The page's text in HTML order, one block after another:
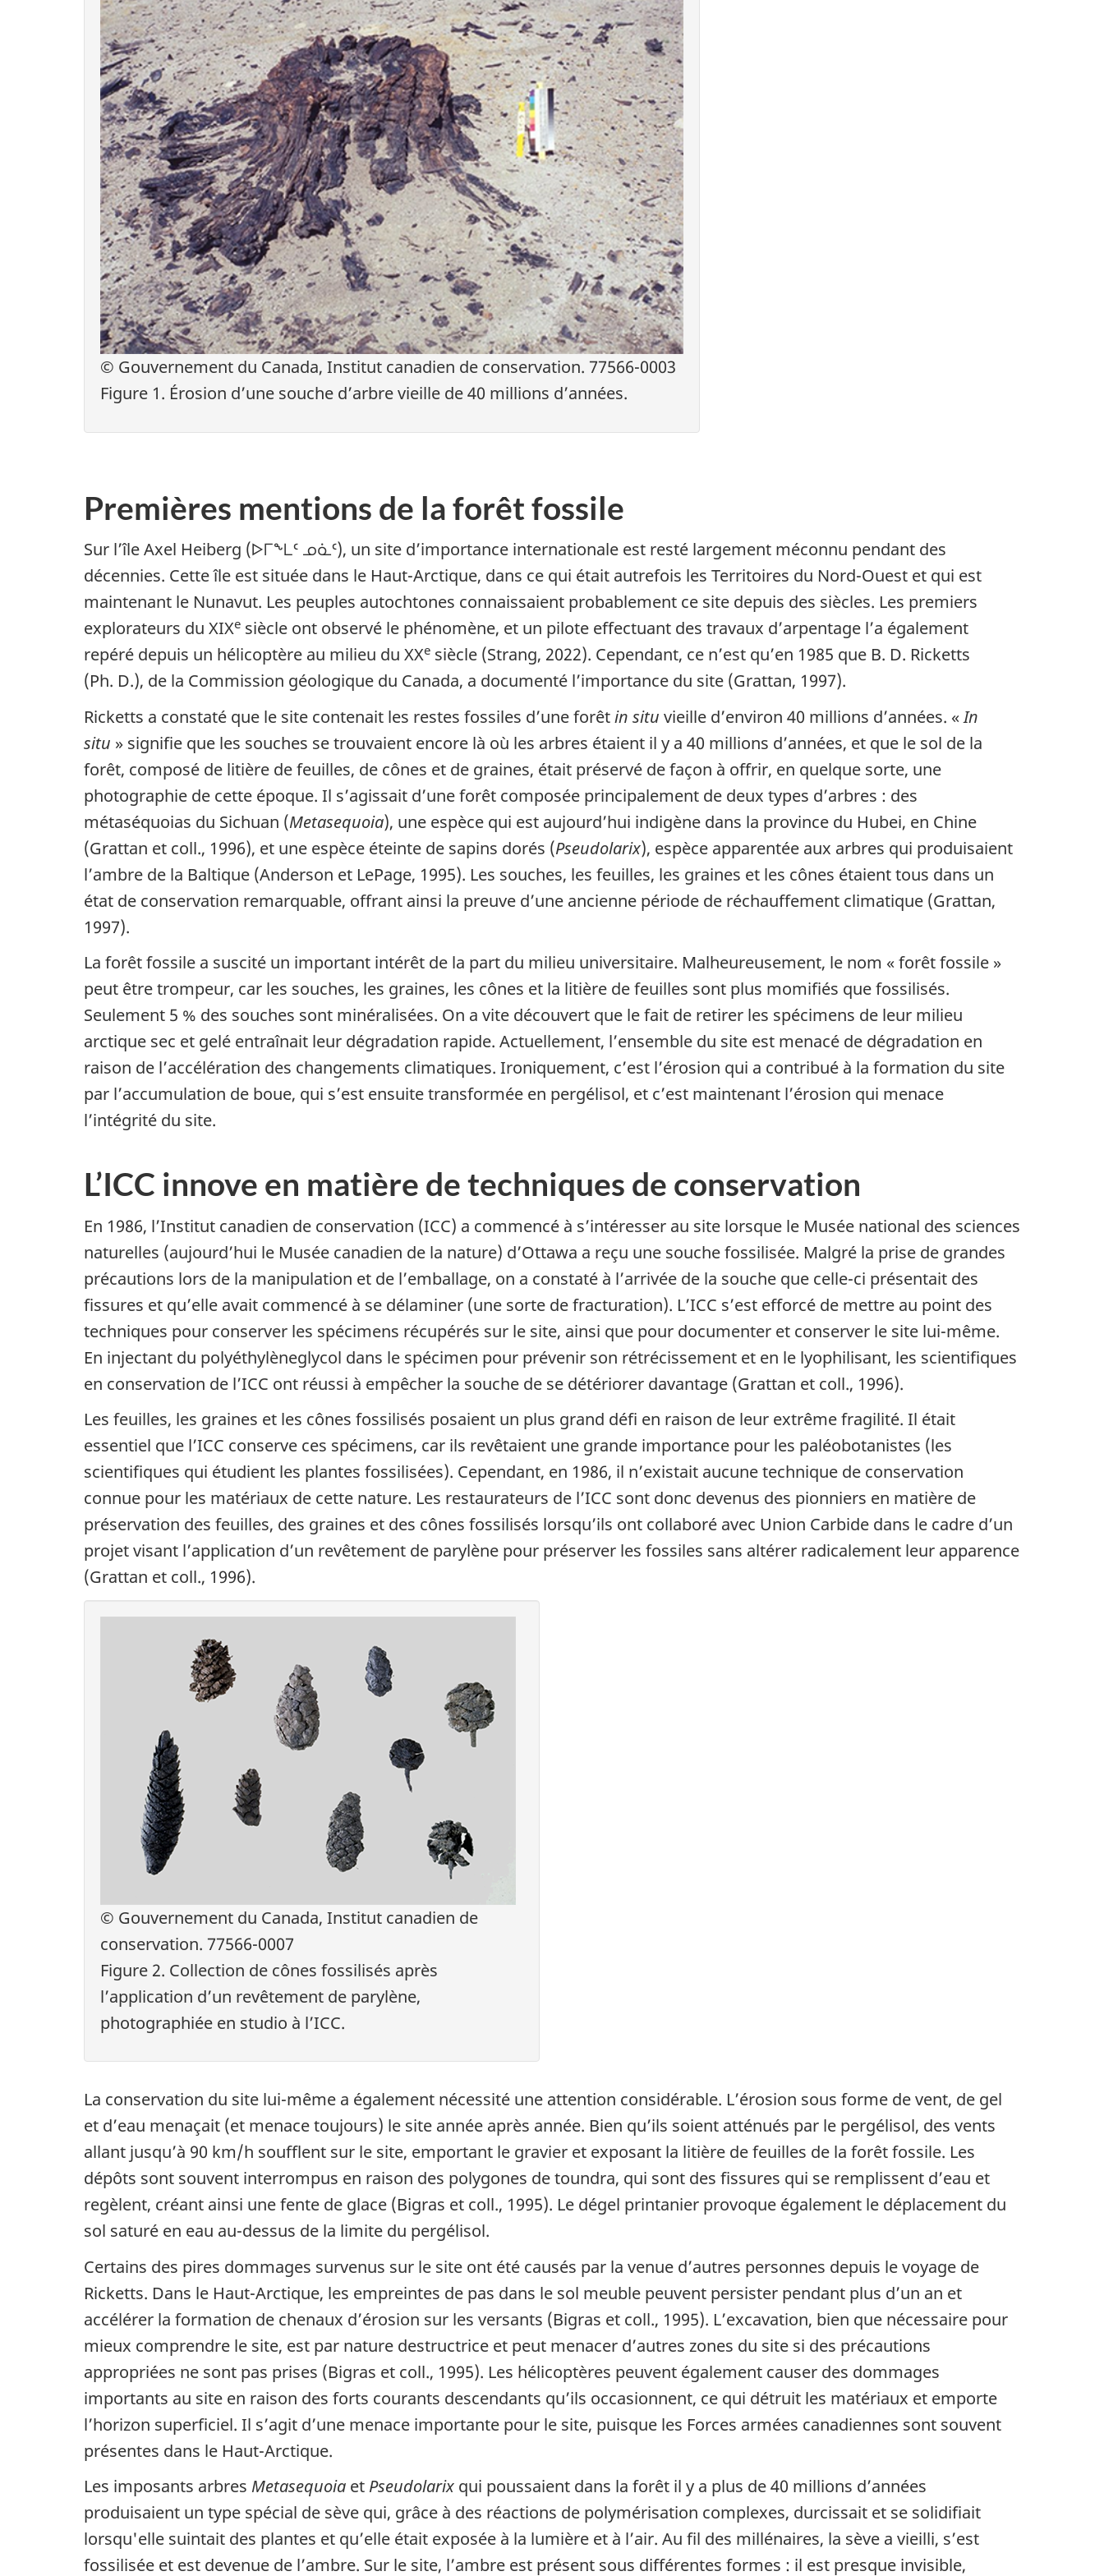
© Gouvernement du Canada, Institut canadien de conservation. 77566-0003
Figure 1. Érosion d’une souche d’arbre vieille de 40 millions d’années.
Premières mentions de la forêt fossile
Sur l’île Axel Heiberg (ᐅᒥᖕᒪᑦ ᓄᓈᑦ), un site d’importance internationale est resté largement méconnu pendant des
décennies. Cette île est située dans le Haut-Arctique, dans ce qui était autrefois les Territoires du Nord-Ouest et qui est
maintenant le Nunavut. Les peuples autochtones connaissaient probablement ce site depuis des siècles. Les premiers
explorateurs du XIXe siècle ont observé le phénomène, et un pilote effectuant des travaux d’arpentage l’a également
repéré depuis un hélicoptère au milieu du XXe siècle (Strang, 2022). Cependant, ce n’est qu’en 1985 que B. D. Ricketts
(Ph. D.), de la Commission géologique du Canada, a documenté l’importance du site (Grattan, 1997).
Ricketts a constaté que le site contenait les restes fossiles d’une forêtin situ vieille d’environ 40 millions d’années. «In
situ » signifie que les souches se trouvaient encore là où les arbres étaient il y a 40 millions d’années, et que le sol de la
forêt, composé de litière de feuilles, de cônes et de graines, était préservé de façon à offrir, en quelque sorte, une
photographie de cette époque. Il s’agissait d’une forêt composée principalement de deux types d’arbres : des
métaséquoias du Sichuan (Metasequoia), une espèce qui est aujourd’hui indigène dans la province du Hubei, en Chine
(Grattan et coll., 1996), et une espèce éteinte de sapins dorés (Pseudolarix), espèce apparentée aux arbres qui produisaient
l’ambre de la Baltique (Anderson et LePage, 1995). Les souches, les feuilles, les graines et les cônes étaient tous dans un
état de conservation remarquable, offrant ainsi la preuve d’une ancienne période de réchauffement climatique (Grattan,
1997).
La forêt fossile a suscité un important intérêt de la part du milieu universitaire. Malheureusement, le nom « forêt fossile »
peut être trompeur, car les souches, les graines, les cônes et la litière de feuilles sont plus momifiés que fossilisés.
Seulement 5 % des souches sont minéralisées. On a vite découvert que le fait de retirer les spécimens de leur milieu
arctique sec et gelé entraînait leur dégradation rapide. Actuellement, l’ensemble du site est menacé de dégradation en
raison de l’accélération des changements climatiques. Ironiquement, c’est l’érosion qui a contribué à la formation du site
par l’accumulation de boue, qui s’est ensuite transformée en pergélisol, et c’est maintenant l’érosion qui menace
l’intégrité du site.
L’ICC innove en matière de techniques de conservation
En 1986, l’Institut canadien de conservation (ICC) a commencé à s’intéresser au site lorsque le Musée national des sciences
naturelles (aujourd’hui le Musée canadien de la nature) d’Ottawa a reçu une souche fossilisée. Malgré la prise de grandes
précautions lors de la manipulation et de l’emballage, on a constaté à l’arrivée de la souche que celle-ci présentait des
fissures et qu’elle avait commencé à se délaminer (une sorte de fracturation). L’ICC s’est efforcé de mettre au point des
techniques pour conserver les spécimens récupérés sur le site, ainsi que pour documenter et conserver le site lui-même.
En injectant du polyéthylèneglycol dans le spécimen pour prévenir son rétrécissement et en le lyophilisant, les scientifiques
en conservation de l’ICC ont réussi à empêcher la souche de se détériorer davantage (Grattan et coll., 1996).
Les feuilles, les graines et les cônes fossilisés posaient un plus grand défi en raison de leur extrême fragilité. Il était
essentiel que l’ICC conserve ces spécimens, car ils revêtaient une grande importance pour les paléobotanistes (les
scientifiques qui étudient les plantes fossilisées). Cependant, en 1986, il n’existait aucune technique de conservation
connue pour les matériaux de cette nature. Les restaurateurs de l’ICC sont donc devenus des pionniers en matière de
préservation des feuilles, des graines et des cônes fossilisés lorsqu’ils ont collaboré avec Union Carbide dans le cadre d’un
projet visant l’application d’un revêtement de parylène pour préserver les fossiles sans altérer radicalement leur apparence
(Grattan et coll., 1996).
© Gouvernement du Canada, Institut canadien de
conservation. 77566-0007
Figure 2. Collection de cônes fossilisés après
l’application d’un revêtement de parylène,
photographiée en studio à l’ICC.
La conservation du site lui-même a également nécessité une attention considérable. L’érosion sous forme de vent, de gel
et d’eau menaçait (et menace toujours) le site année après année. Bien qu’ils soient atténués par le pergélisol, des vents
allant jusqu’à 90 km/h soufflent sur le site, emportant le gravier et exposant la litière de feuilles de la forêt fossile. Les
dépôts sont souvent interrompus en raison des polygones de toundra, qui sont des fissures qui se remplissent d’eau et
regèlent, créant ainsi une fente de glace (Bigras et coll., 1995). Le dégel printanier provoque également le déplacement du
sol saturé en eau au-dessus de la limite du pergélisol.
Certains des pires dommages survenus sur le site ont été causés par la venue d’autres personnes depuis le voyage de
Ricketts. Dans le Haut-Arctique, les empreintes de pas dans le sol meuble peuvent persister pendant plus d’un an et
accélérer la formation de chenaux d’érosion sur les versants (Bigras et coll., 1995). L’excavation, bien que nécessaire pour
mieux comprendre le site, est par nature destructrice et peut menacer d’autres zones du site si des précautions
appropriées ne sont pas prises (Bigras et coll., 1995). Les hélicoptères peuvent également causer des dommages
importants au site en raison des forts courants descendants qu’ils occasionnent, ce qui détruit les matériaux et emporte
l’horizon superficiel. Il s’agit d’une menace importante pour le site, puisque les Forces armées canadiennes sont souvent
présentes dans le Haut-Arctique.
Les imposants arbres Metasequoia et Pseudolarix qui poussaient dans la forêt il y a plus de 40 millions d’années
produisaient un type spécial de sève qui, grâce à des réactions de polymérisation complexes, durcissait et se solidifiait
lorsqu'elle suintait des plantes et qu’elle était exposée à la lumière et à l’air. Au fil des millénaires, la sève a vieilli, s’est
fossilisée et est devenue de l’ambre. Sur le site, l’ambre est présent sous différentes formes : il est presque invisible,